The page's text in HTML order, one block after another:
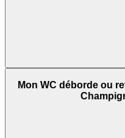
Mon WC déborde ou